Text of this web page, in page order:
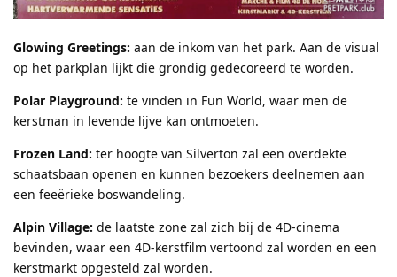
Glowing Greetings: aan de inkom van het park. Aan de visual
op het parkplan lijkt die grondig gedecoreerd te worden.
Polar Playground: te vinden in Fun World, waar men de
kerstman in levende lijve kan ontmoeten.
Frozen Land: ter hoogte van Silverton zal een overdekte
schaatsbaan openen en kunnen bezoekers deelnemen aan
een feeërieke boswandeling.
Alpin Village: de laatste zone zal zich bij de 4D-cinema
bevinden, waar een 4D-kerstfilm vertoond zal worden en een
kerstmarkt opgesteld zal worden.